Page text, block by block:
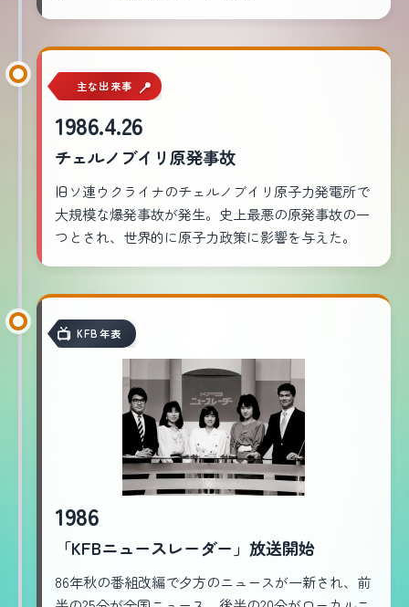
主な出来事
1986.4.26
チェルノブイリ原発事故
旧ソ連ウクライナのチェルノブイリ原子力発電所で
大規模な爆発事故が発生。史上最悪の原発事故の一
つとされ、世界的に原子力政策に影響を与えた。
KFB年表
1986
「KFBニュースレーダー」放送開始
86年秋の番組改編で夕方のニュースが一新され、前